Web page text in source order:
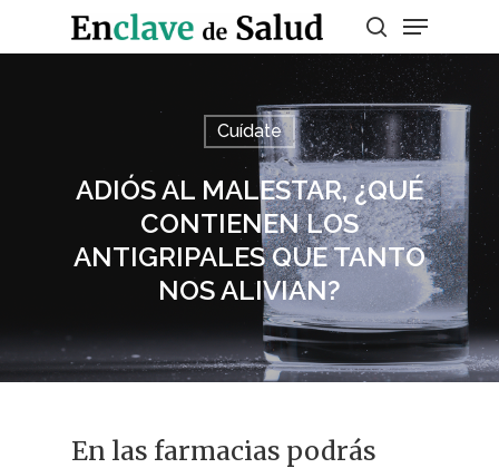
Presiona enter para buscar o ESC para
Cuídate
ADIÓS AL MALESTAR, ¿QUÉ
CONTIENEN LOS
ANTIGRIPALES QUE TANTO
NOS ALIVIAN?
En las farmacias podrás